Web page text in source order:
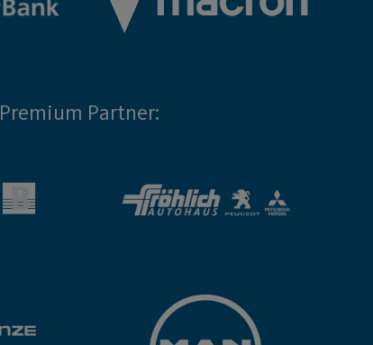
Premium Partner: